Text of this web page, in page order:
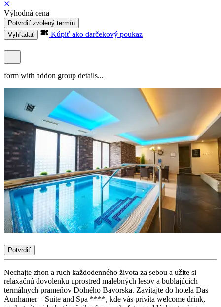
Výhodná cena
Potvrdiť zvolený termín
Vyhľadať
Kúpiť ako darčekový poukaz
form with addon group details...
Potvrdiť
Nechajte zhon a ruch každodenného života za sebou a užite si
relaxačnú dovolenku uprostred malebných lesov a bublajúcich
termálnych prameňov Dolného Bavorska. Zavítajte do hotela Das
Aunhamer – Suite and Spa ****, kde vás privíta welcome drink,